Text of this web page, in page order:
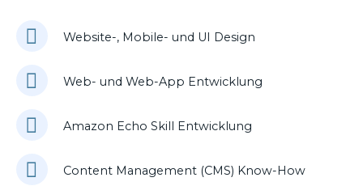
Website-, Mobile- und UI Design
Web- und Web-App Entwicklung
Amazon Echo Skill Entwicklung
Content Management (CMS) Know-How